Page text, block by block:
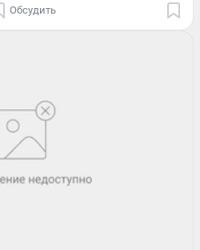
Обсудить